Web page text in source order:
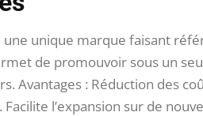
unique marque faisant
de promouvoir sous un
Avantages : Réduction des
l’expansion sur de